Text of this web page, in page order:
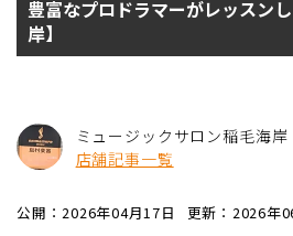
豊富なプロドラマーがレッスン
岸】
ミュージックサロン稲毛海岸
店舗記事一覧
公開：2026年04月17日 更新：2026年